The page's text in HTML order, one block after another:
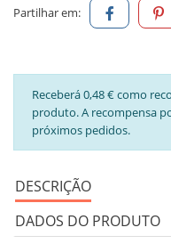
Partilhar em:
Receberá 0,48 € como
produto. A recompensa
próximos pedidos.
DESCRIÇÃO
DADOS DO PRODUTO